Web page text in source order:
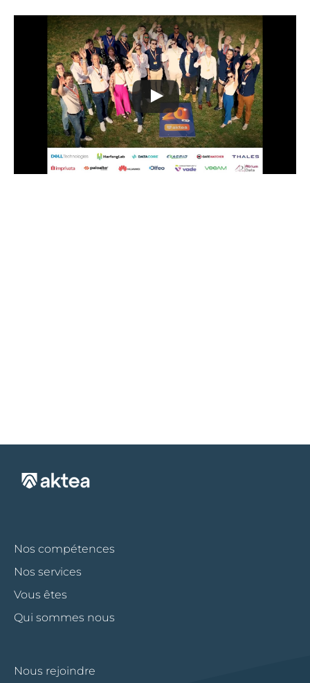
Nos compétences
Nos services
Vous êtes
Qui sommes nous
Nous rejoindre